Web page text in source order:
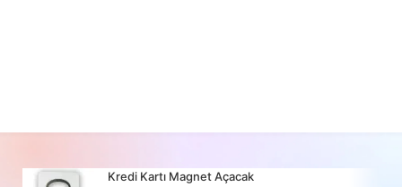
Kredi Kartı Magnet Açacak